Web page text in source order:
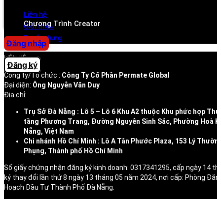
Chương Trình Creator
Đăng nhập
Đăng ký
Liên hệ
Giới thiệu
Tuyển dụng
LIÊN HỆ
Công ty/Tổ chức : Công Ty Cổ Phần Permate Global
Đại diện: Ông Nguyễn Văn Duy
Địa chỉ:
Trụ Sở Đà Nẵng : Lô 5 – Lô 6 Khu A2 thuộc Khu phức hợp
tầng Phương Trang, Đường Nguyễn Sinh Sắc, Phường Hoà
Nẵng, Việt Nam
Chi nhánh Hồ Chí Minh : Lô A Tân Phước Plaza, 153 Lý
Phụng, Thành phố Hồ Chí Minh
Số giấy chứng nhận đăng ký kinh doanh: 0317341295, cấp ngày 14
ký thay đổi lần thứ 8 ngày 13 tháng 05 năm 2024, nơi cấp: Phòng
Hoạch Đầu Tư Thành Phố Đà Nẵng.